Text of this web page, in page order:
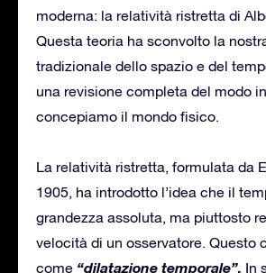
moderna: la relatività ristretta di
Questa teoria ha sconvolto la
tradizionale dello spazio e del
una revisione completa del modo
concepiamo il mondo fisico.
La relatività ristretta, formulata da
1905, ha introdotto l’idea che il
grandezza assoluta, ma piuttosto
velocità di un osservatore. Questo
come “dilatazione temporale”. In